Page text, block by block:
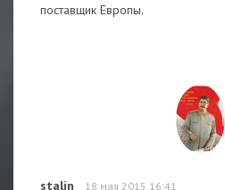
поставщик Европы.
stalin 18 мая 2015 16:41